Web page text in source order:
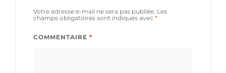
Votre adresse e-mail ne sera pas publiée. Les
champs obligatoires sont indiqués avec *
COMMENTAIRE *